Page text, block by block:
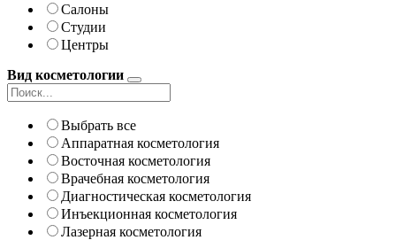
Салоны
Студии
Центры
Вид косметологии
Выбрать все
Аппаратная косметология
Восточная косметология
Врачебная косметология
Диагностическая косметология
Инъекционная косметология
Лазерная косметология